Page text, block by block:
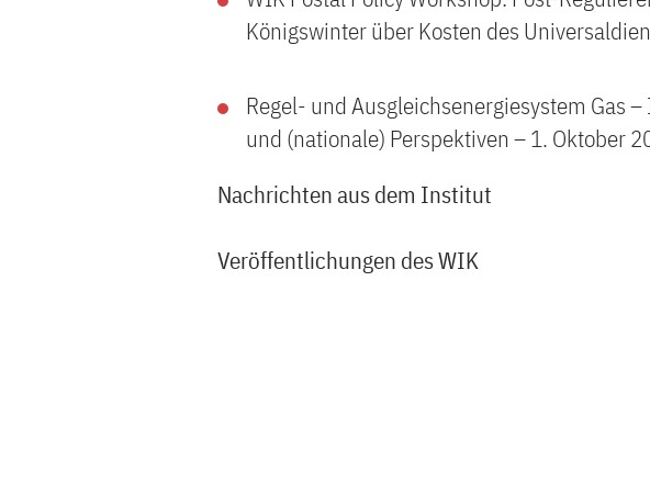
Königswinter über Kosten des
Regel- und Ausgleichsenergiesystem Gas
und (nationale) Perspektiven – 1. Oktober
Nachrichten aus dem Institut
Veröffentlichungen des WIK